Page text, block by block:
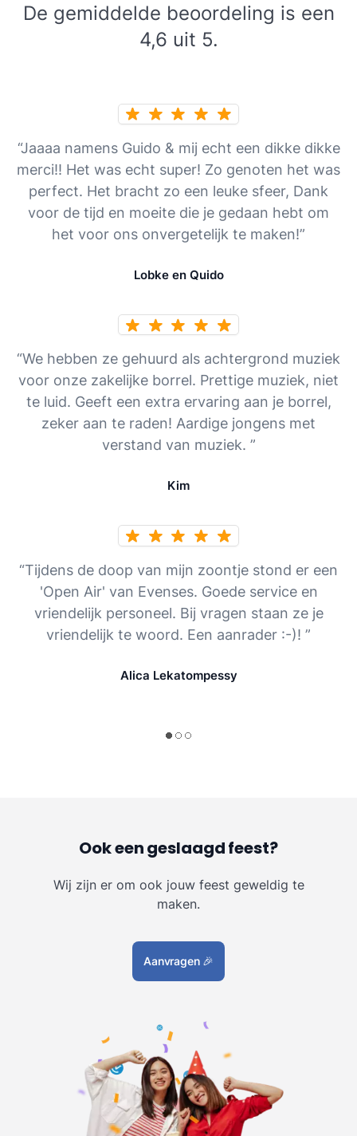
De gemiddelde beoordeling is een
4,6 uit 5.
“Jaaaa namens Guido & mij echt een dikke dikke
merci!! Het was echt super! Zo genoten het was
perfect. Het bracht zo een leuke sfeer, Dank
voor de tijd en moeite die je gedaan hebt om
het voor ons onvergetelijk te maken!”
Lobke en Quido
“We hebben ze gehuurd als achtergrond muziek
voor onze zakelijke borrel. Prettige muziek, niet
te luid. Geeft een extra ervaring aan je borrel,
zeker aan te raden! Aardige jongens met
verstand van muziek. ”
Kim
“Tijdens de doop van mijn zoontje stond er een
'Open Air' van Evenses. Goede service en
vriendelijk personeel. Bij vragen staan ze je
vriendelijk te woord. Een aanrader :-)! ”
Alica Lekatompessy
Ook een geslaagd feest?
Wij zijn er om ook jouw feest geweldig te
maken.
Aanvragen 🎉